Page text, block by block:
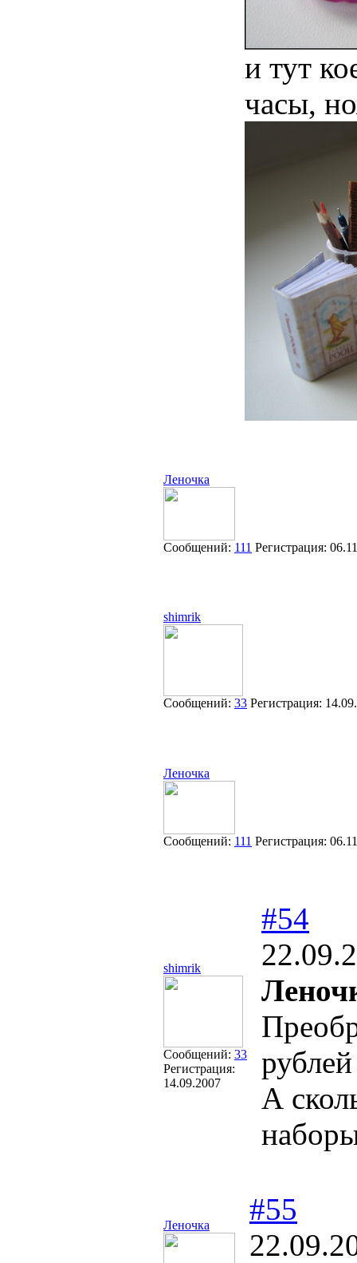
и тут
часы,
Леночка
Сообщений: 111 Регистрация:
shimrik
Сообщений: 33 Регистрация:
Леночка
Сообщений: 111 Регистрация:
shimrik
Сообщений: 33
Регистрация:
14.09.2007
#54
А
Леночка
#55